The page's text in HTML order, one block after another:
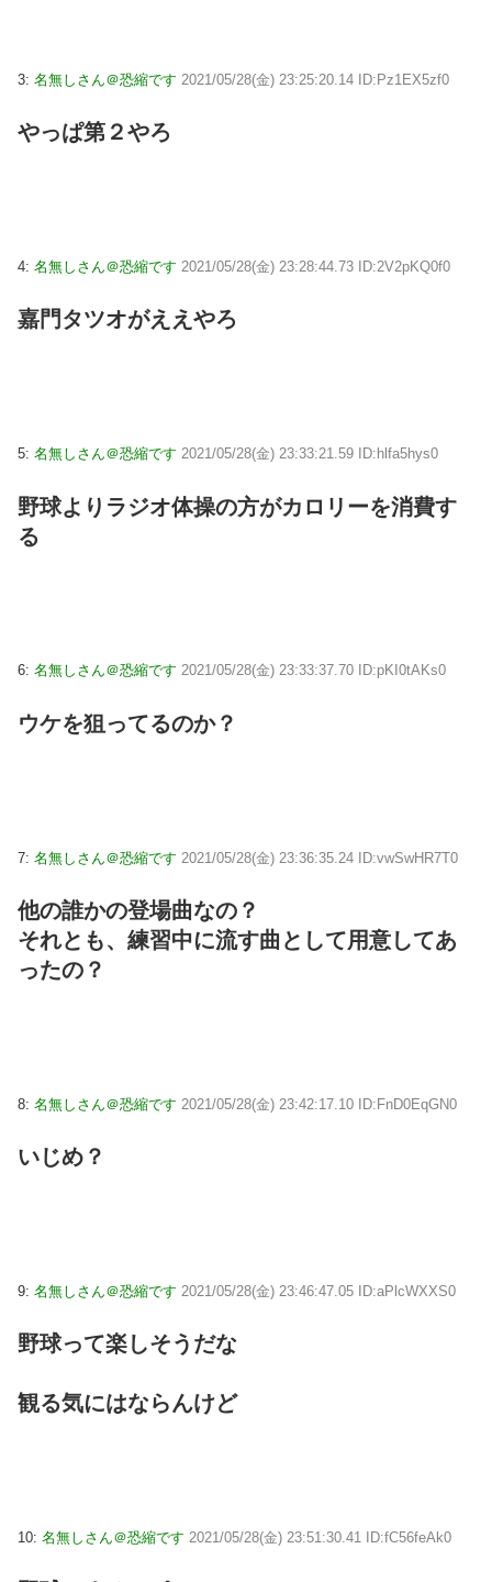
3: 名無しさん＠恐縮です 2021/05/28(金) 23:25:20.14 ID:Pz1EX5zf0
やっぱ第２やろ
4: 名無しさん＠恐縮です 2021/05/28(金) 23:28:44.73 ID:2V2pKQ0f0
嘉門タツオがええやろ
5: 名無しさん＠恐縮です 2021/05/28(金) 23:33:21.59 ID:hlfa5hys0
野球よりラジオ体操の方がカロリーを消費す
る
6: 名無しさん＠恐縮です 2021/05/28(金) 23:33:37.70 ID:pKI0tAKs0
ウケを狙ってるのか？
7: 名無しさん＠恐縮です 2021/05/28(金) 23:36:35.24 ID:vwSwHR7T0
他の誰かの登場曲なの？
それとも、練習中に流す曲として用意してあ
ったの？
8: 名無しさん＠恐縮です 2021/05/28(金) 23:42:17.10 ID:FnD0EqGN0
いじめ？
9: 名無しさん＠恐縮です 2021/05/28(金) 23:46:47.05 ID:aPlcWXXS0
野球って楽しそうだな
観る気にはならんけど
10: 名無しさん＠恐縮です 2021/05/28(金) 23:51:30.41 ID:fC56feAk0